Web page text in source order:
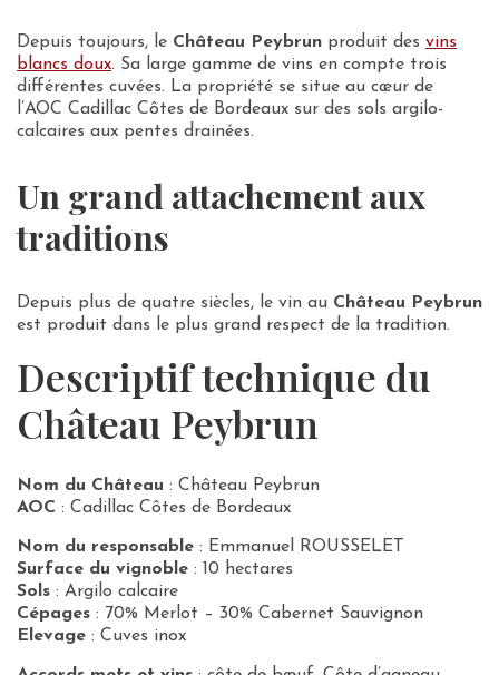
Depuis toujours, le Château Peybrun produit des vins
blancs doux. Sa large gamme de vins en compte trois
différentes cuvées. La propriété se situe au cœur de
l’AOC Cadillac Côtes de Bordeaux sur des sols argilo-
calcaires aux pentes drainées.
Un grand attachement aux
traditions
Depuis plus de quatre siècles, le vin au Château Peybrun
est produit dans le plus grand respect de la tradition.
Descriptif technique du
Château Peybrun
Nom du Château : Château Peybrun
AOC : Cadillac Côtes de Bordeaux
Nom du responsable : Emmanuel ROUSSELET
Surface du vignoble : 10 hectares
Sols : Argilo calcaire
Cépages : 70% Merlot – 30% Cabernet Sauvignon
Elevage : Cuves inox